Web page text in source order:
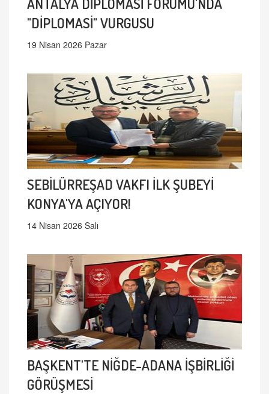
ANTALYA DİPLOMASİ FORUMU'NDA
"DİPLOMASİ" VURGUSU
19 Nisan 2026 Pazar
SEBİLÜRREŞAD VAKFI İLK ŞUBEYİ
KONYA'YA AÇIYOR!
14 Nisan 2026 Salı
BAŞKENT'TE NİĞDE-ADANA İŞBİRLİĞİ
GÖRÜŞMESİ